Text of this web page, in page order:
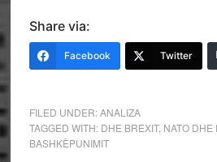
Share via:
Facebook Twitter
FILED UNDER:ANALIZA
TAGGED WITH: DHE BREXIT, NATO DHE
BASHKËPUNIMIT